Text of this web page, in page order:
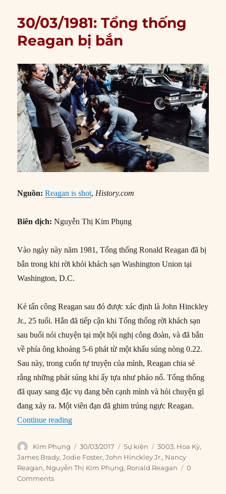
30/03/1981: Tổng thống
Reagan bị bắn
Nguồn: Reagan is shot, History.com
Biên dịch: Nguyễn Thị Kim Phụng
Vào ngày này năm 1981, Tổng thống Ronald Reagan đã bị
bắn trong khi rời khỏi khách sạn Washington Union tại
Washington, D.C.
Kẻ tấn công Reagan sau đó được xác định là John Hinckley
Jr., 25 tuổi. Hắn đã tiếp cận khi Tổng thống rời khách sạn
sau buổi nói chuyện tại một hội nghị công đoàn, và đã bắn
về phía ông khoảng 5-6 phát từ một khẩu súng nòng 0.22.
Sau này, trong cuốn tự truyện của mình, Reagan chia sẻ
rằng những phát súng khi ấy tựa như pháo nổ. Tổng thống
đã quay sang đặc vụ đang bên cạnh mình và hỏi chuyện gì
đang xảy ra. Một viên đạn đã ghim trúng ngực Reagan.
Continue reading“30/03/1981: Tổng thống Reagan bị bắn”
Author
Kim Phụng
Posted
on
30/03/2017 Categories
Sự kiện Tags
3003, Hoa Kỳ,
James Brady,Jodie Foster,John Hinckley Jr., Nancy
Reagan, Nguyễn Thị Kim Phụng, Ronald Reagan
0
Comments